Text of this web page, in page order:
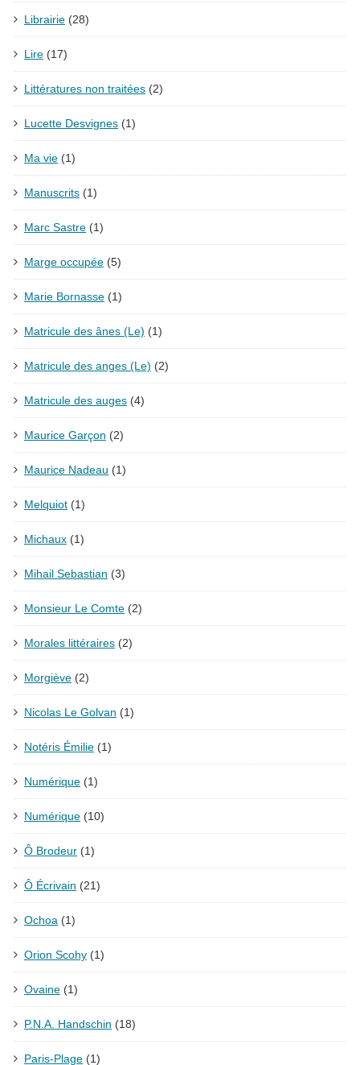
Librairie (28)
Lire (17)
Littératures non traitées (2)
Lucette Desvignes (1)
Ma vie (1)
Manuscrits (1)
Marc Sastre (1)
Marge occupée (5)
Marie Bornasse (1)
Matricule des ânes (Le) (1)
Matricule des anges (Le) (2)
Matricule des auges (4)
Maurice Garçon (2)
Maurice Nadeau (1)
Melquiot (1)
Michaux (1)
Mihail Sebastian (3)
Monsieur Le Comte (2)
Morales littéraires (2)
Morgiève (2)
Nicolas Le Golvan (1)
Notéris Émilie (1)
Numérique (1)
Numérique (10)
Ô Brodeur (1)
Ô Écrivain (21)
Ochoa (1)
Orion Scohy (1)
Ovaine (1)
P.N.A. Handschin (18)
Paris-Plage (1)